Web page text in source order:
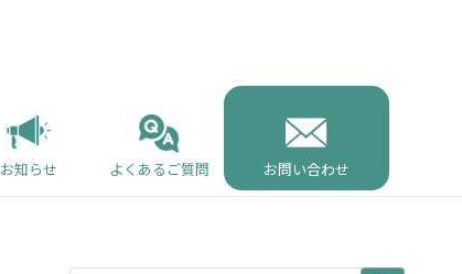
お知らせ よくあるご質問 お問い合わせ